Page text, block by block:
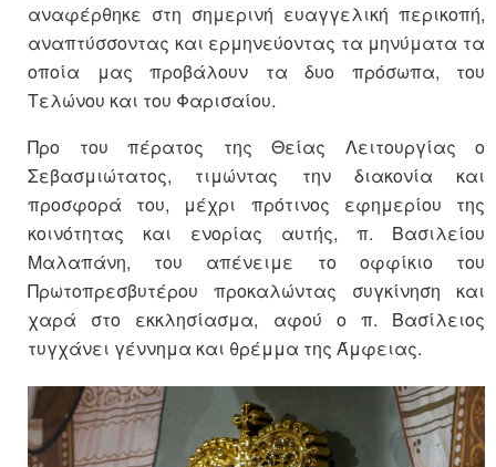
αναφέρθηκε στη σημερινή ευαγγελική περικοπή,
αναπτύσσοντας και ερμηνεύοντας τα μηνύματα τα
οποία μας προβάλουν τα δυο πρόσωπα, του
Τελώνου και του Φαρισαίου.
Προ του πέρατος της Θείας Λειτουργίας ο
Σεβασμιώτατος, τιμώντας την διακονία και
προσφορά του, μέχρι πρότινος εφημερίου της
κοινότητας και ενορίας αυτής, π. Βασιλείου
Μαλαπάνη, του απένειμε το οφφίκιο του
Πρωτοπρεσβυτέρου προκαλώντας συγκίνηση και
χαρά στο εκκλησίασμα, αφού ο π. Βασίλειος
τυγχάνει γέννημα και θρέμμα της Άμφειας.